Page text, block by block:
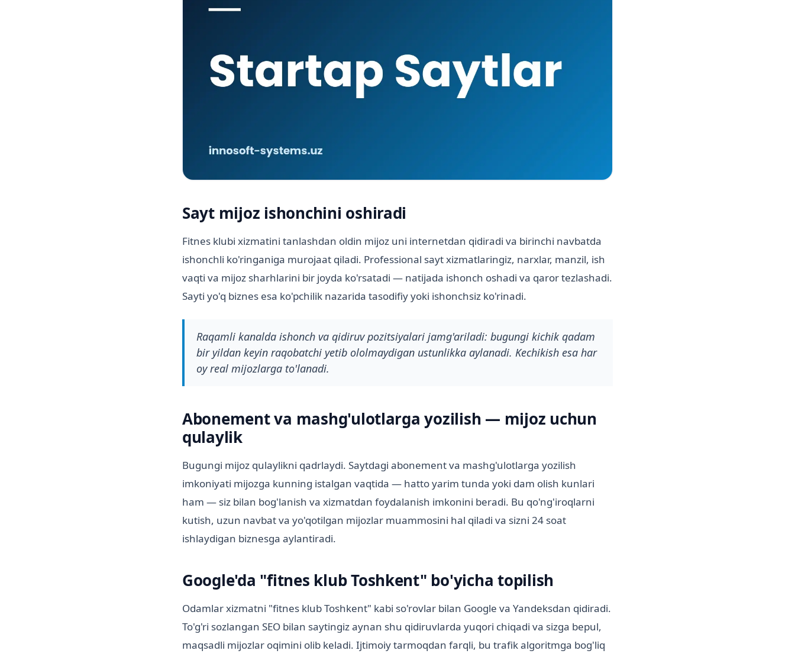
Sayt mijoz ishonchini oshiradi
Fitnes klubi xizmatini tanlashdan oldin mijoz uni internetdan qidiradi va birinchi navbatda
ishonchli ko'ringaniga murojaat qiladi. Professional sayt xizmatlaringiz, narxlar, manzil, ish
vaqti va mijoz sharhlarini bir joyda ko'rsatadi — natijada ishonch oshadi va qaror tezlashadi.
Sayti yo'q biznes esa ko'pchilik nazarida tasodifiy yoki ishonchsiz ko'rinadi.
Raqamli kanalda ishonch va qidiruv pozitsiyalari jamg'ariladi: bugungi kichik qadam
bir yildan keyin raqobatchi yetib ololmaydigan ustunlikka aylanadi. Kechikish esa har
oy real mijozlarga to'lanadi.
Abonement va mashg'ulotlarga yozilish — mijoz uchun
qulaylik
Bugungi mijoz qulaylikni qadrlaydi. Saytdagi abonement va mashg'ulotlarga yozilish
imkoniyati mijozga kunning istalgan vaqtida — hatto yarim tunda yoki dam olish kunlari
ham — siz bilan bog'lanish va xizmatdan foydalanish imkonini beradi. Bu qo'ng'iroqlarni
kutish, uzun navbat va yo'qotilgan mijozlar muammosini hal qiladi va sizni 24 soat
ishlaydigan biznesga aylantiradi.
Google'da "fitnes klub Toshkent" bo'yicha topilish
Odamlar xizmatni "fitnes klub Toshkent" kabi so'rovlar bilan Google va Yandeksdan qidiradi.
To'g'ri sozlangan SEO bilan saytingiz aynan shu qidiruvlarda yuqori chiqadi va sizga bepul,
maqsadli mijozlar oqimini olib keladi. Ijtimoiy tarmoqdan farqli, bu trafik algoritmga bog'liq